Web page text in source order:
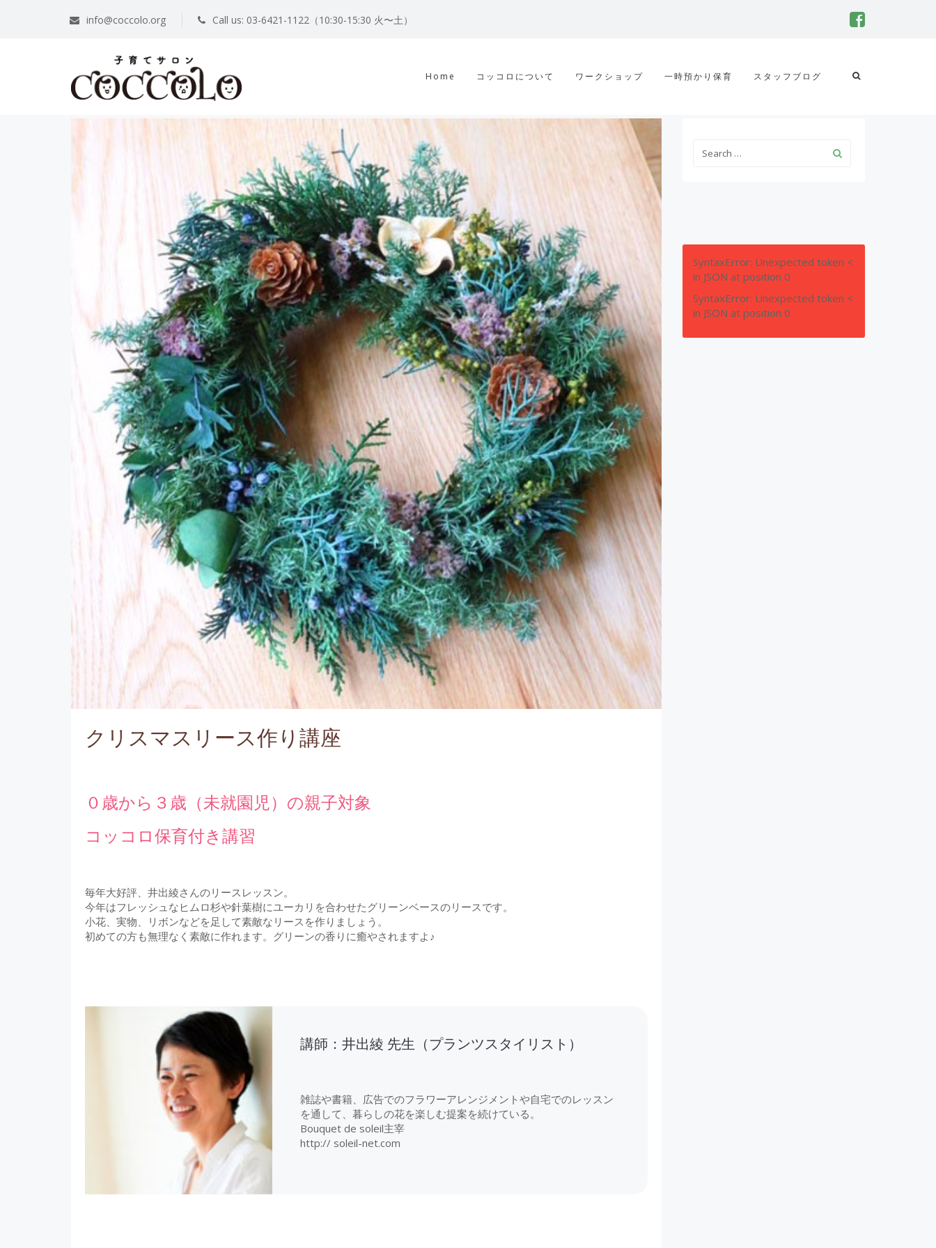
info@coccolo.org Call us: 03-6421-1122（10:30-15:30 火〜土）
Home コッコロについて ワークショップ 一時預かり保育 スタッフブログ
クリスマスリース作り講座
０歳から３歳（未就園児）の親子対象
コッコロ保育付き講習
毎年大好評、井出綾さんのリースレッスン。
今年はフレッシュなヒムロ杉や針葉樹にユーカリを合わせたグリーンベースのリースです。
小花、実物、リボンなどを足して素敵なリースを作りましょう。
初めての方も無理なく素敵に作れます。グリーンの香りに癒やされますよ♪
講師：井出綾 先生（プランツスタイリスト）
雑誌や書籍、広告でのフラワーアレンジメントや自宅でのレッスン
を通して、暮らしの花を楽しむ提案を続けている。
Bouquet de soleil主宰
http:// soleil-net.com
SyntaxError: Unexpected token <
in JSON at position 0
SyntaxError: Unexpected token <
in JSON at position 0